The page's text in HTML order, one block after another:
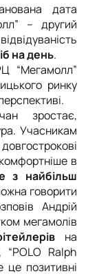
дата
– другий
на день.
“Мегамолл”
ринку
зростає,
Учасникам
в
з найбільш
говорити
Андрій
мегамолів
на
“POLO Ralph
це позитивні